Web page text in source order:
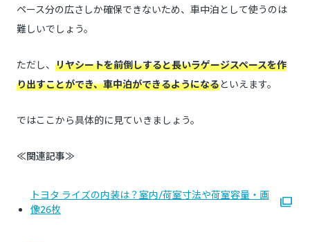
ペース分の広さしか確保できないため、車中泊として使うのは
難しいでしょう。
ただし、 リヤシートを前倒しすると長いラゲージスペースを作
り出すことができ、車中泊ができるようになるといえます。
ではここから具体的に見ていきましょう。
≪関連記事≫
トヨタ ライズの内装は？室内/荷室寸法や荷室容量・画
像26枚